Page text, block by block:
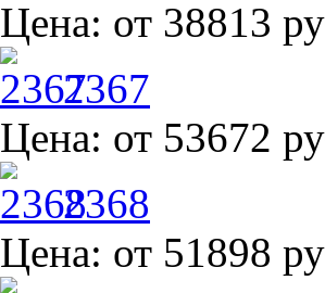
Цена: от 38813
2367
Цена: от 53672
2368
Цена: от 51898